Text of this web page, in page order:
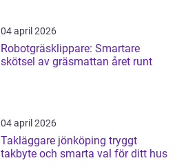
04 april 2026
Robotgräsklippare: Smartare
skötsel av gräsmattan året runt
04 april 2026
Takläggare jönköping tryggt
takbyte och smarta val för ditt hus